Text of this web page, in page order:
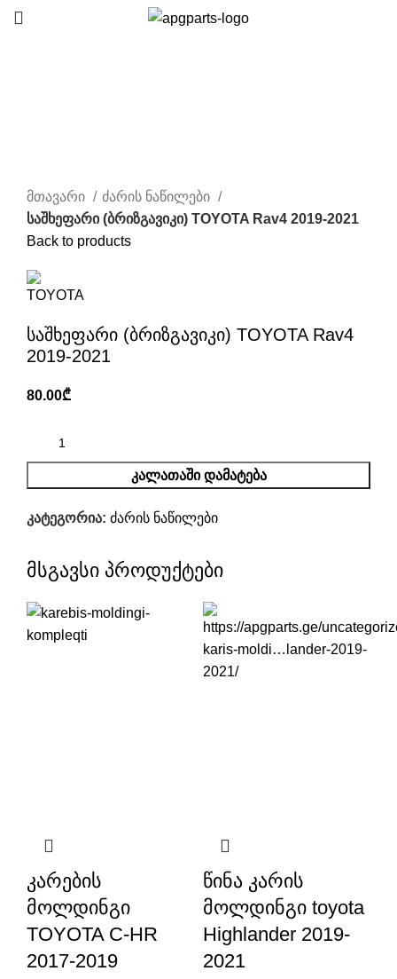
მთავარი
ძარის ნაწილები
საშხეფარი (ბრიზგავიკი) TOYOTA Rav4 2019-2021
Back to products
საშხეფარი (ბრიზგავიკი) TOYOTA Rav4
2019-2021
80.00₾
ᲙᲐᲚᲐᲗᲐᲨᲘ ᲓᲐᲛᲐᲢᲔᲑᲐ
კატეგორია: ძარის ნაწილები
მსგავსი პროდუქტები
კარების
მოლდინგი
TOYOTA C-HR
2017-2019
წინა კარის
მოლდინგი toyota
Highlander 2019-
2021